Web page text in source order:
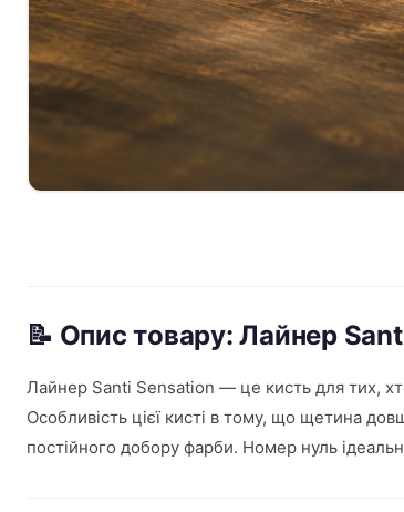
📝 Опис товару: Лайнер
Лайнер Santi Sensation — це кисть для тих,
Особливість цієї кисті в тому, що щетина
постійного добору фарби. Номер нуль